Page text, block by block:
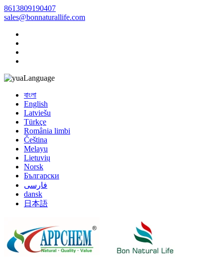
8613809190407
sales@bonnaturallife.com
Language
বাংলা
English
Latviešu
Türkçe
România limbi
Čeština
Melayu
Lietuvių
Norsk
Български
فارسی
dansk
日本語